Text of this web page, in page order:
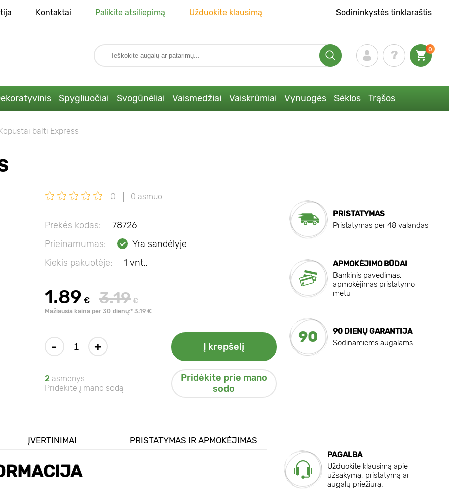
Kontaktai Palikite atsiliepimą Užduokite klausimą Sodininkystės tinklaraštis
0
Spygliuočiai Svogūnėliai Vaismedžiai Vaiskrūmiai Vynuogės Sėklos Trąšos
balti Express
0 0 asmuo
Prekės kodas:
78726
Prieinamumas:
Yra sandėlyje
Kiekis pakuotėje:
1 vnt..
1.89 € 3.19 €
Mažiausia kaina per 30 dienų:* 3.19 €
- + Į krepšelį
2 asmenys
Pridėkite į mano sodą
Pridėkite prie mano
sodo
PRISTATYMAS
Pristatymas per 48 valandas
APMOKĖJIMO BŪDAI
Bankinis pavedimas,
apmokėjimas pristatymo
metu
90
90 DIENŲ GARANTIJA
Sodinamiems augalams
ĮVERTINIMAI PRISTATYMAS IR APMOKĖJIMAS
PAGALBA
Užduokite klausimą apie
užsakymą, pristatymą ar
augalų priežiūrą.